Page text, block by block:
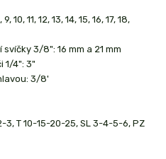
11, 12, 13, 14, 15, 16, 17, 18,
3/8": 16 mm a 21 mm
1/4": 3"
3/8'
3, T 10-15-20-25, SL 3-4-5-6, PZ